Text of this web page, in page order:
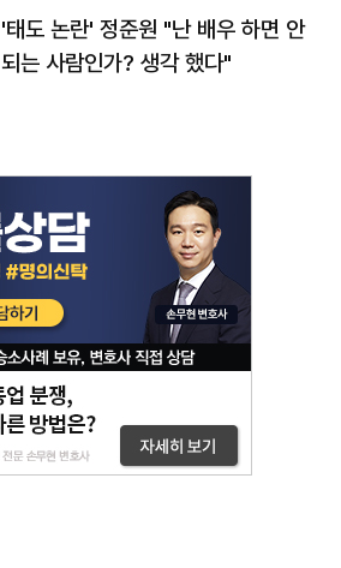
'태도 논란' 정준원 "난 배우 하면 안
되는 사람인가? 생각 했다"